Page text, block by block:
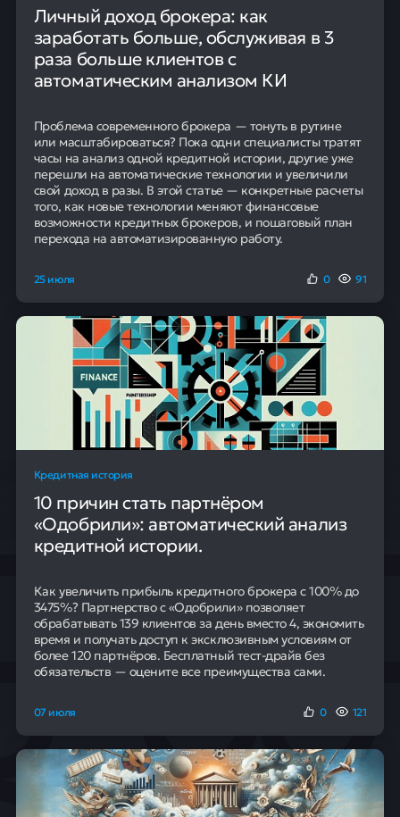
Личный доход брокера: как
заработать больше, обслуживая в 3
раза больше клиентов с
автоматическим анализом КИ
Проблема современного брокера — тонуть в рутине
или масштабироваться? Пока одни специалисты тратят
часы на анализ одной кредитной истории, другие уже
перешли на автоматические технологии и увеличили
свой доход в разы. В этой статье — конкретные расчеты
того, как новые технологии меняют финансовые
возможности кредитных брокеров, и пошаговый план
перехода на автоматизированную работу.
25 июля 0 91
Кредитная история
10 причин стать партнёром
«Одобрили»: автоматический анализ
кредитной истории.
Как увеличить прибыль кредитного брокера с 100% до
3475%? Партнерство с «Одобрили» позволяет
обрабатывать 139 клиентов за день вместо 4, экономить
время и получать доступ к эксклюзивным условиям от
более 120 партнёров. Бесплатный тест-драйв без
обязательств — оцените все преимущества сами.
07 июля 0 121